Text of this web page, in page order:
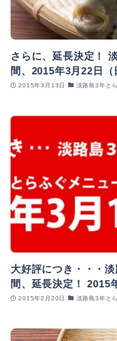
さらに、延長決定！
間、2015年3月22日（
2015年3月13日 淡路島3年と
大好評につき・・・
間、延長決定！ 2015
2015年2月20日 淡路島3年と